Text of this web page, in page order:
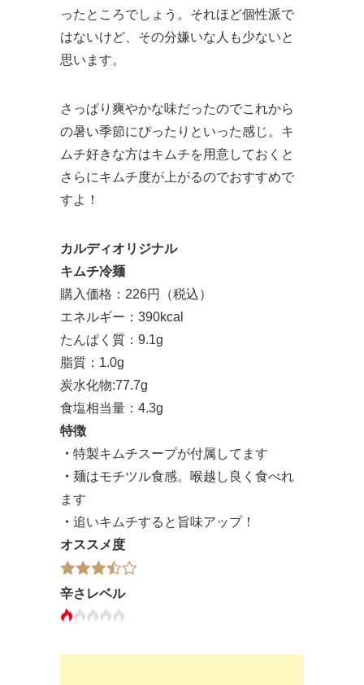
ったところでしょう。それほど個性派で
はないけど、その分嫌いな人も少ないと
思います。
さっぱり爽やかな味だったのでこれから
の暑い季節にぴったりといった感じ。キ
ムチ好きな方はキムチを用意しておくと
さらにキムチ度が上がるのでおすすめで
すよ！
カルディオリジナル
キムチ冷麺
購入価格：226円（税込）
エネルギー：390kcal
たんぱく質：9.1g
脂質：1.0g
炭水化物:77.7g
食塩相当量：4.3g
特徴
・ 特製キムチスープが付属してます
・ 麺はモチツル食感。喉越し良く食べれ
ます
・ 追いキムチすると旨味アップ！
オススメ度
辛さレベル